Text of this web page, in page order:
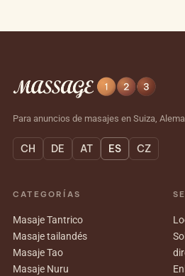
Para anuncios de masajes en Suiza,
CH DE AT ES CZ
CATEGORÍAS
Masaje Tantrico
Masaje tailandés
Masaje Tao
Masaje Nuru